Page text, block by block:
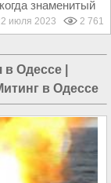
знаменитый
с ними...
июля 2023 2 761
в Одессе
в Одессе